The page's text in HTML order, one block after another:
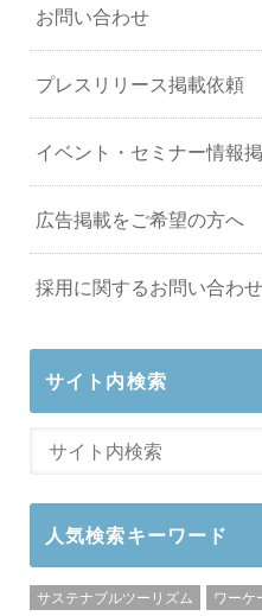
お問い合わせ
プレスリリース掲載依頼
イベント・セミナー情報
広告掲載をご希望の方へ
採用に関するお問い合わせ
サイト内検索
人気検索キーワード
サステナブルツーリズム ワーケ